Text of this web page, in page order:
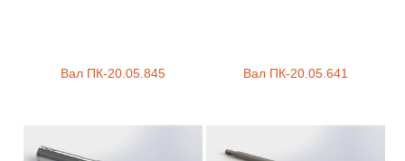
Вал ПК-20.05.845 Вал ПК-20.05.641